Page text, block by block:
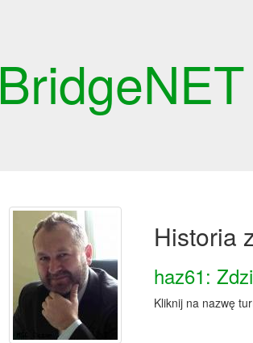
BridgeNET
Historia
haz61:
Kliknij na nazwę